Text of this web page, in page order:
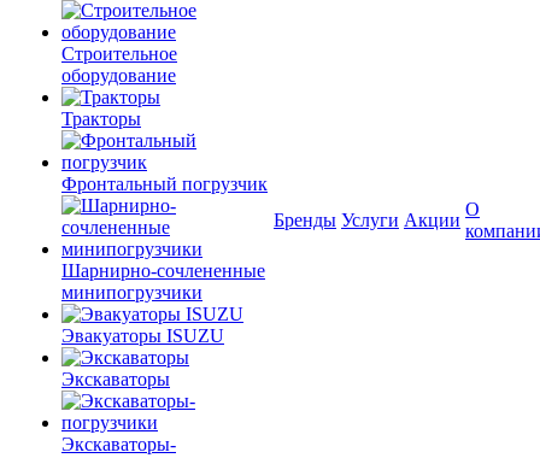
Строительное
оборудование
Тракторы
Фронтальный погрузчик
Шарнирно-сочлененные
минипогрузчики
Эвакуаторы ISUZU
Экскаваторы
Экскаваторы-
Бренды Услуги Акции
О